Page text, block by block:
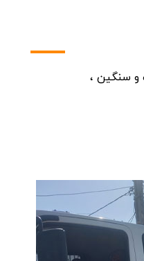
و سنگین ،